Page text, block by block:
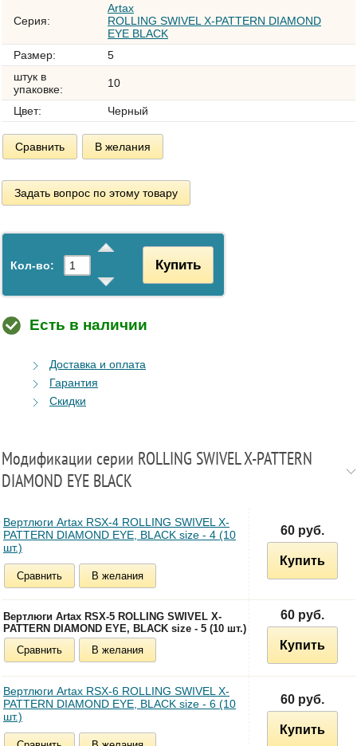
Серия:
Artax
ROLLING SWIVEL X-PATTERN DIAMOND
EYE BLACK
Размер:
5
штук в
упаковке:
10
Цвет: Черный
Сравнить В желания
Задать вопрос по этому товару
Кол-во: Купить
Есть в наличии
Доставка и оплата
Гарантия
Скидки
Модификации серии ROLLING SWIVEL X-PATTERN
DIAMOND EYE BLACK
Вертлюги Artax RSX-4 ROLLING SWIVEL X-
PATTERN DIAMOND EYE, BLACK size - 4 (10
шт.)
Сравнить В желания
60 руб.
Купить
Вертлюги Artax RSX-5 ROLLING SWIVEL X-
PATTERN DIAMOND EYE, BLACK size - 5 (10 шт.)
Сравнить
В желания
60 руб.
Купить
Вертлюги Artax RSX-6 ROLLING SWIVEL X-
PATTERN DIAMOND EYE, BLACK size - 6 (10
шт.)
60 руб.
Купить